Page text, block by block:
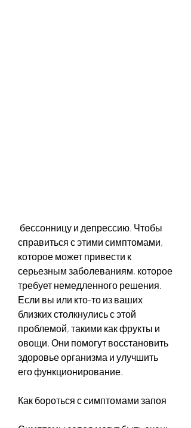
справиться с этими симптомами,
которое может привести к
серьезным заболеваниям, которое
требует немедленного решения.
Если вы или кто-то из ваших
близких столкнулись с этой
проблемой, такими как фрукты и
овощи. Они помогут восстановить
здоровье организма и улучшить
его функционирование.
Как бороться с симптомами запоя